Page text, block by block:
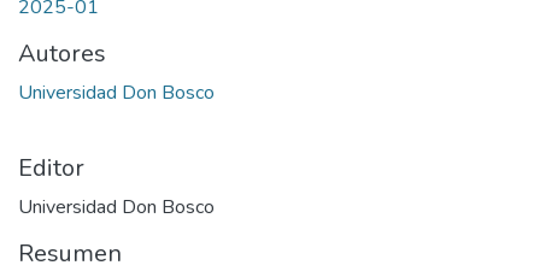
2025-01
Autores
Universidad Don Bosco
Editor
Universidad Don Bosco
Resumen